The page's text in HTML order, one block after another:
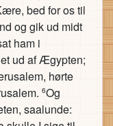
bed for os til
og gik ud midt
ham i
ud af Ægypten;
hørte
6Og
saalunde: